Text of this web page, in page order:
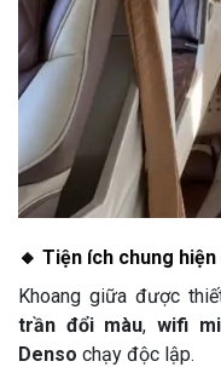
🔸 Tiện ích chung
Khoang giữa được
trần đổi màu,wifi
Denso chạy độc lập.